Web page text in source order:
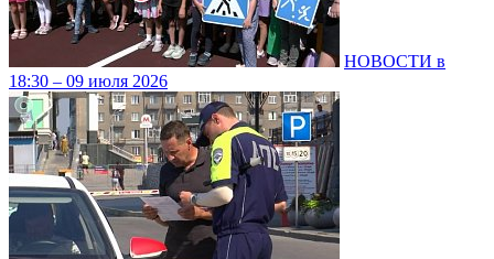
НОВОСТИ в
18:30 – 09 июля 2026